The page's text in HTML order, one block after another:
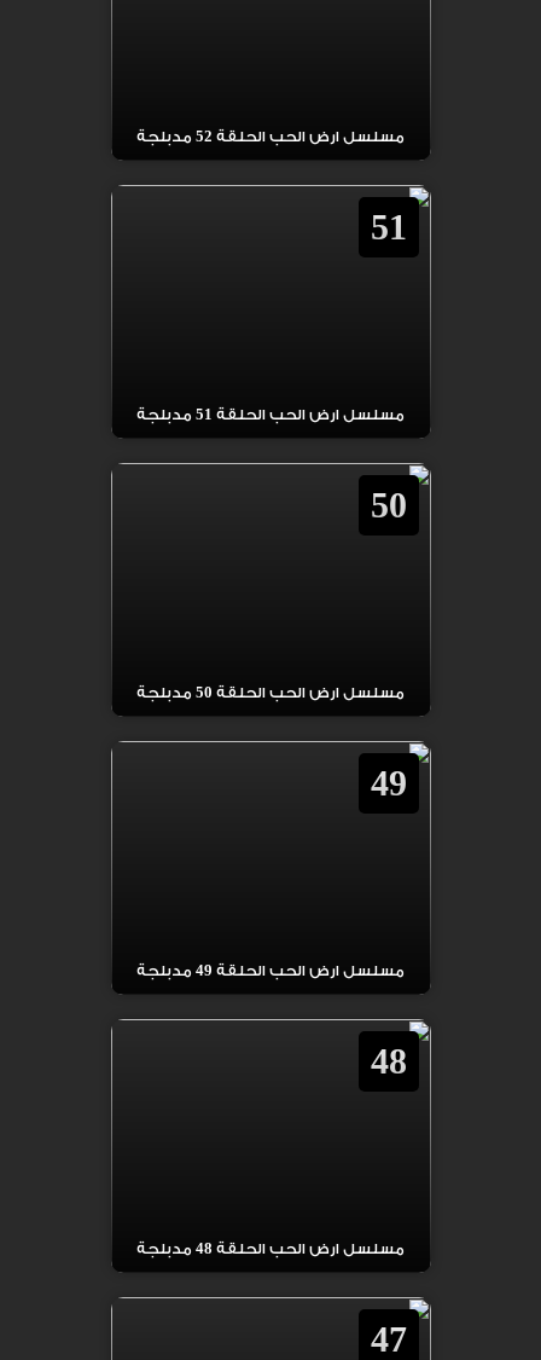
مسلسل ارض الحب الحلقة 52 مدبلجة
51
مسلسل ارض الحب الحلقة 51 مدبلجة
50
مسلسل ارض الحب الحلقة 50 مدبلجة
49
مسلسل ارض الحب الحلقة 49 مدبلجة
48
مسلسل ارض الحب الحلقة 48 مدبلجة
47